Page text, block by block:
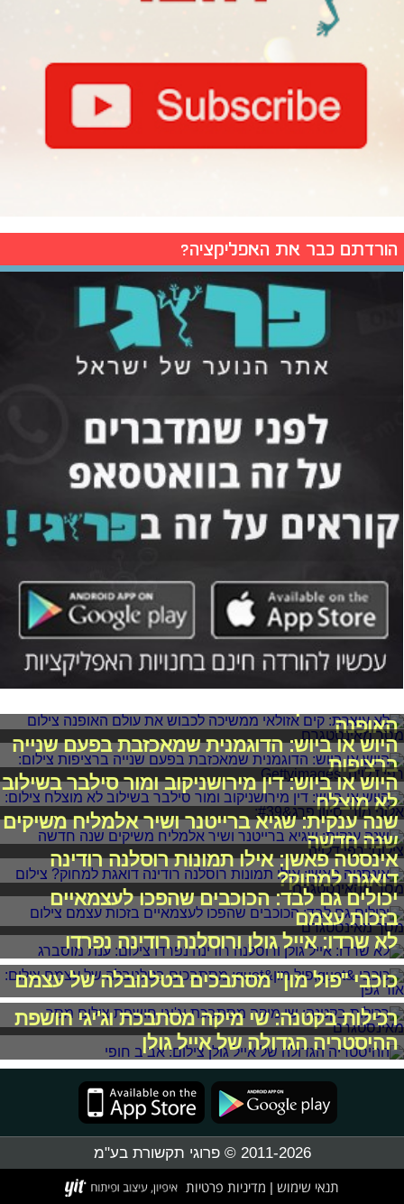
הורדתם כבר את האפליקציה?
האופנה
היוש או ביוש: הדוגמנית שמאכזבת בפעם שנייה
ברציפות
היוש או ביוש: דין מירושניקוב ומור סילבר בשילוב
לא מוצלח
שנה ענקית: שגיא ברייטנר ושיר אלמליח משיקים
שנה חדשה
אינסטה פאשן: אילו תמונות רוסלנה רודינה
דואגת למחוק?
יכולים גם לבד: הכוכבים שהפכו לעצמאיים
בזכות עצמם
לא שרדו: אייל גולן ורוסלנה רודינה נפרדו
כוכבי "פול מון" מסתבכים בטלנובלה של עצמם
רכילות בקטנה: שי מיקה מסתבכת וג'יגי חושפת
ההיסטריה הגדולה של אייל גולן
2011-2026 © פרוגי תקשורת בע"מ
תנאי שימוש מדיניות פרטיות